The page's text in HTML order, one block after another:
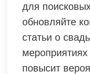
для
обновляйте
статьи о
повысит